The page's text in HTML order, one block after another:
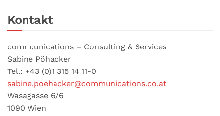
Kontakt
comm:unications – Consulting & Services
Sabine Pöhacker
Tel.: +43 (0)1 315 14 11-0
sabine.poehacker@communications.co.at
Wasagasse 6/6
1090 Wien